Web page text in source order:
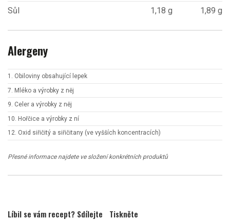
Sůl
1,18 g 1,89 g
Alergeny
1. Obiloviny obsahující lepek
7. Mléko a výrobky z něj
9. Celer a výrobky z něj
10. Hořčice a výrobky z ní
12. Oxid siřičitý a siřičitany (ve vyšších koncentracích)
Přesné informace najdete ve složení konkrétních produktů
Líbil se vám recept? Sdílejte Tiskněte